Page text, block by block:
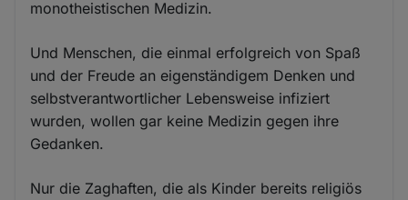
monotheistischen Medizin.
Und Menschen, die einmal erfolgreich von Spaß
und der Freude an eigenständigem Denken und
selbstverantwortlicher Lebensweise infiziert
wurden, wollen gar keine Medizin gegen ihre
Gedanken.
Nur die Zaghaften, die als Kinder bereits religiös